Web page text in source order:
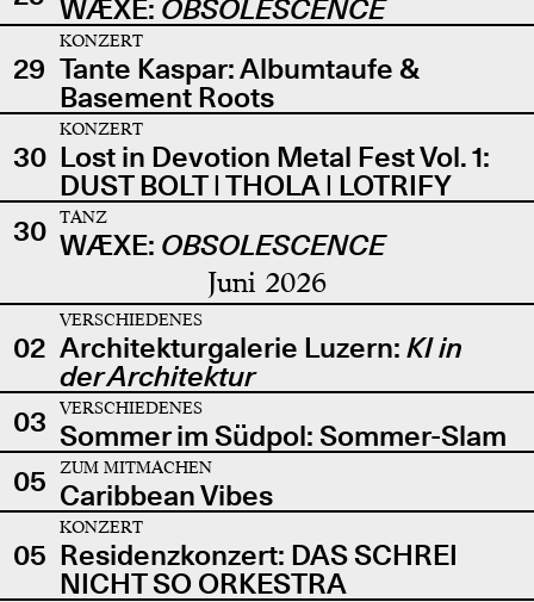
WÆXE: OBSOLESCENCE
29
KONZERT
Tante Kaspar: Albumtaufe &
Basement Roots
30
KONZERT
Lost in Devotion Metal Fest Vol. 1:
DUST BOLT | THOLA | LOTRIFY
30
TANZ
WÆXE: OBSOLESCENCE
Juni 2026
02
VERSCHIEDENES
Architekturgalerie Luzern: KI in
der Architektur
03
VERSCHIEDENES
Sommer im Südpol: Sommer-Slam
05
ZUM MITMACHEN
Caribbean Vibes
05
KONZERT
Residenzkonzert: DAS SCHREI
NICHT SO ORKESTRA